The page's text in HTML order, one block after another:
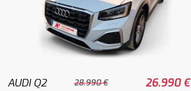
AUDI Q2 28.990 € 26.990 €